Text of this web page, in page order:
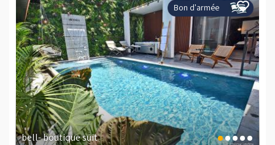
Bon d'armée
bell- boutique suit